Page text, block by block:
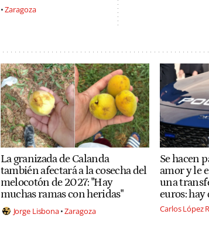
Zaragoza
La granizada de Calanda
también afectará a la cosecha del
melocotón de 2027: "Hay
muchas ramas con heridas"
Jorge Lisbona Zaragoza
Se hacen
amor y le
una
euros: hay
Carlos López